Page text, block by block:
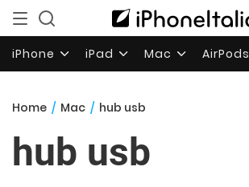
iPhone iPad Mac AirPods
Home / Mac / hub usb
hub usb